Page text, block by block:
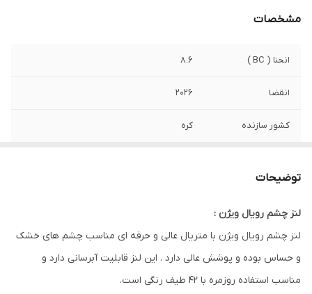
مشخصات
انحنا ( BC ) 8.6
انقضا 2026
کشور سازنده کره
ویژگی
خشک و حساس . ابرسان . متریال خوب و
پوشش عالی
رطوبت 42%
توضیحات
لنز چشم رویال ویژن :
لنز چشم رویال ویژن با متریال عالی و حرفه ای مناسب چشم های خشک
و حساس بوده و پوشش عالی دارد . این لنز قابلیت آبرسانی دارد و
مناسب استفاده روزمره با 42 طیف رنگی است.